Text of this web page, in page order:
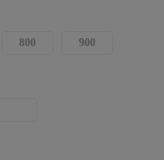
800 900